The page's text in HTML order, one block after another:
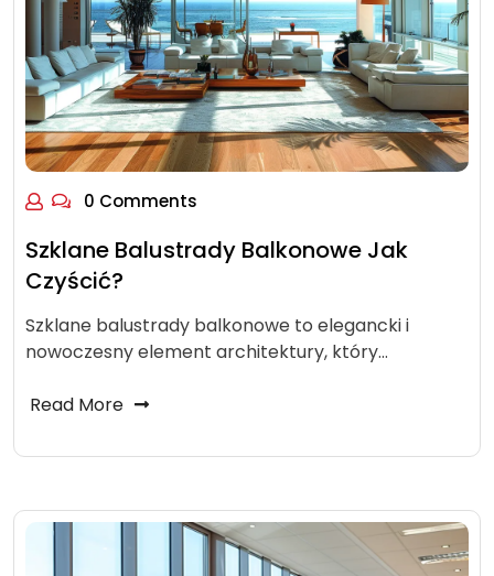
0 Comments
Szklane Balustrady Balkonowe Jak
Czyścić?
Szklane balustrady balkonowe to elegancki i
nowoczesny element architektury, który…
Read More